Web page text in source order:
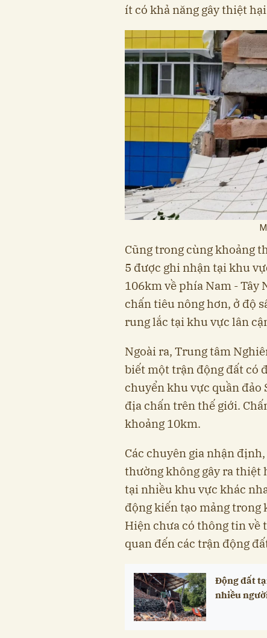
ít có khả năng gây thiệt
Cũng trong cùng khoảng
5 được ghi nhận tại khu
106km về phía Nam - Tây
chấn tiêu nông hơn, ở độ
rung lắc tại khu vực lân
Ngoài ra, Trung tâm
biết một trận động đất có
chuyển khu vực quần
địa chấn trên thế giới.
khoảng 10km.
Các chuyên gia nhận
thường không gây ra
tại nhiều khu vực khác
động kiến tạo mảng trong
Hiện chưa có thông tin về
quan đến các trận động
Động đất
nhiều